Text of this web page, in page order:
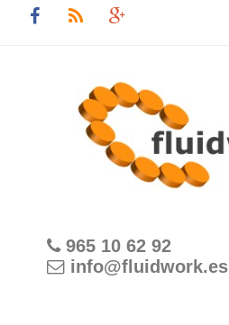
965 10 62 92
info@fluidwork.es